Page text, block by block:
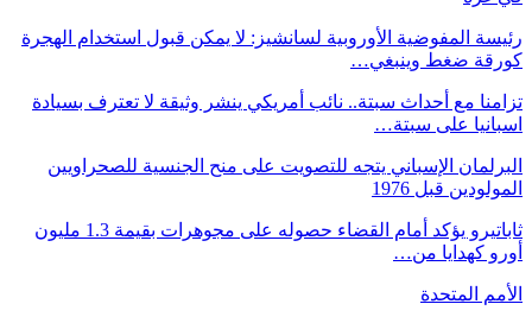
رئيسة المفوضية الأوروبية لسانشيز: لا يمكن قبول استخدام الهجرة
كورقة ضغط وينبغي…
تزامنا مع أحداث سبتة.. نائب أمريكي ينشر وثيقة لا تعترف بسيادة
اسبانيا على سبتة…
البرلمان الإسباني يتجه للتصويت على منح الجنسية للصحراويين
المولودين قبل 1976
ثاباتيرو يؤكد أمام القضاء حصوله على مجوهرات بقيمة 1.3 مليون
أورو كهدايا من…
الأمم المتحدة